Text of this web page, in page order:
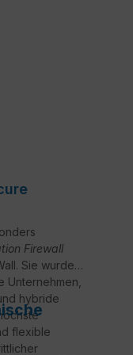
Firewall
Sie wurde
Unternehmen,
hybride
flexible